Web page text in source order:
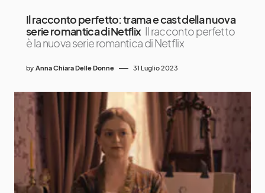
Il racconto perfetto: trama e cast della nuova
serie romantica di Netflix Il racconto perfetto
è la nuova serie romantica di Netflix
by Anna Chiara Delle Donne 31 Luglio 2023